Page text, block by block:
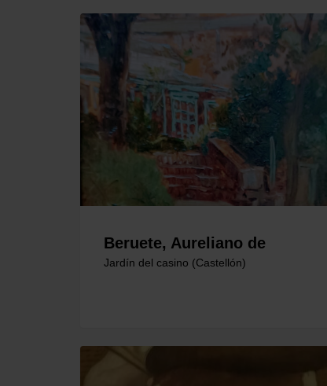
Beruete, Aureliano de
Jardín del casino (Castellón)